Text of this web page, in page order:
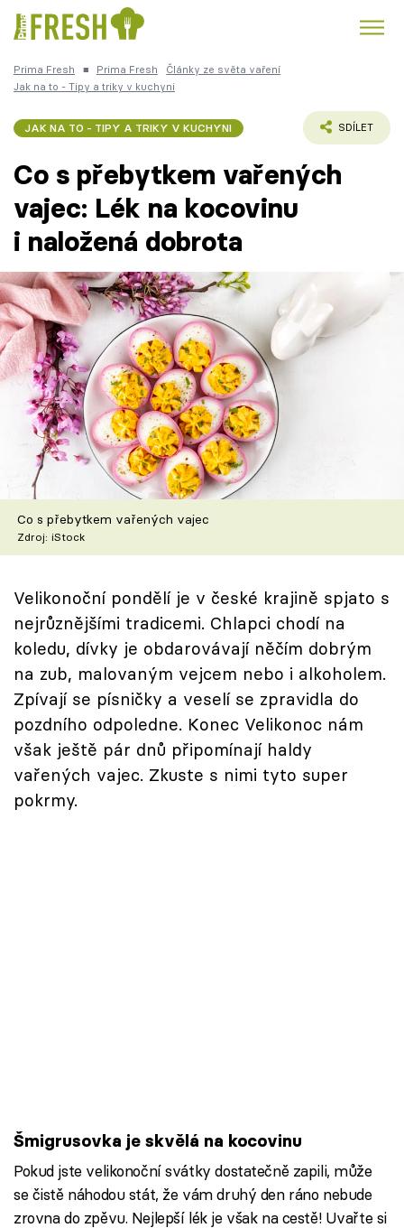
Trendy: Kuře Polévky k večeři
Česká kuchyně Čokoláda
Témata
Recepty
Články
TV Program
Škola vaření
Recepty z TV
Speciál: Cuketa
Těhotnej kuchař
Sledujte prima+
Přihlášení
Sledujte nás
Prima Fresh ■ Prima Fresh
Články ze světa vaření
Jak na to - Tipy a triky v kuchyni
JAK NA TO - TIPY A TRIKY V KUCHYNI SDÍLET
Co s přebytkem vařených
vajec: Lék na kocovinu
i naložená dobrota
Co s přebytkem vařených vajec
Zdroj: iStock
Velikonoční pondělí je v české krajině spjato s
nejrůznějšími tradicemi. Chlapci chodí na
koledu, dívky je obdarovávají něčím dobrým
na zub, malovaným vejcem nebo i alkoholem.
Zpívají se písničky a veselí se zpravidla do
pozdního odpoledne. Konec Velikonoc nám
však ještě pár dnů připomínají haldy
vařených vajec. Zkuste s nimi tyto super
pokrmy.
Šmigrusovka je skvělá na kocovinu
Pokud jste velikonoční svátky dostatečně zapili, může
se čistě náhodou stát, že vám druhý den ráno nebude
zrovna do zpěvu. Nejlepší lék je však na cestě! Uvařte si